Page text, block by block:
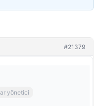
#21379
yönetici